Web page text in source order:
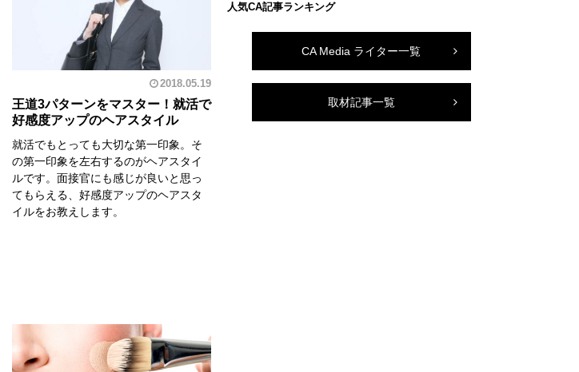
2018.05.19
王道3パターンをマスター！就活で
好感度アップのヘアスタイル
就活でもとっても大切な第一印象。そ
の第一印象を左右するのがヘアスタイ
ルです。面接官にも感じが良いと思っ
てもらえる、好感度アップのヘアスタ
イルをお教えします。
人気CA記事ランキング
CA Media ライター一覧
取材記事一覧